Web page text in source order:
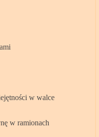
w walce
w ramionach